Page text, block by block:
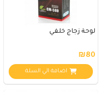
لوحة زجاج خلفي
₪80
اضافة الي السلة